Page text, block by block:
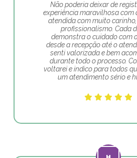
Não poderia deixar de
experiência maravilhosa com
atendida com muito
profissionalismo. Cada
demonstra o cuidado com
desde a recepção até o
senti valorizada e bem
durante todo o processo.
voltarei e indico para todos
um atendimento sério e